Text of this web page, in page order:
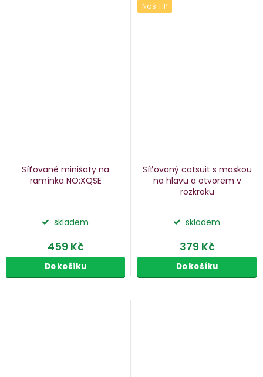
Síťované minišaty na
ramínka NO:XQSE
skladem
459 Kč
Do košíku
Náš TIP
Síťovaný catsuit s maskou
na hlavu a otvorem v
rozkroku
skladem
379 Kč
Do košíku